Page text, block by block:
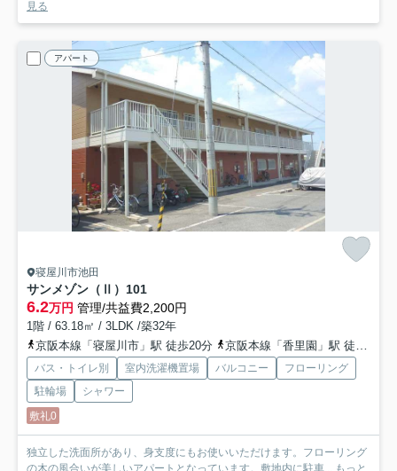
見る
アパート
寝屋川市池田
サンメゾン（Ⅱ） 101
6.2万円 管理/共益費2,200円
1階 / 63.18㎡ / 3LDK /築32年
京阪本線「寝屋川市」駅 徒歩20分
京阪本線「香里園」駅 徒歩27分
バス・トイレ別 室内洗濯機置場 バルコニー
フローリング
駐輪場
シャワー
敷礼0
独立した洗面所があり、身支度にもお使いいただけます。フローリング